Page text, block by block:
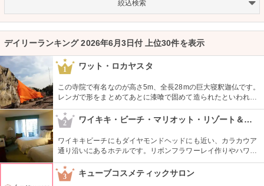
絞込検索
デイリーランキング 2026年6月3日付 上位30件を表示
1 ワット・ロカヤスタ
この寺院で有名なのが高さ5m、全長28mの巨大寝釈迦仏です。
レンガで形をまとめてあとに漆喰で固めて造られたといわれる
この仏像をタイに来られた際にはぜひ一度見てもらいたいで
す。
2 ワイキキ・ビーチ・マリオット・リゾート＆スパ
ワイキキビーチにもダイヤモンドヘッドにも近い、カラカウア
通り沿いにあるホテルです。リボンフラワーレイ作りやハワイ
アンキルト作りのハワイカルチャーのレッスンも好評です。ハ
ワイアンキルトの巨匠が作ったキルト型も買うことができま
す。
3 キューブコスメティックサロン